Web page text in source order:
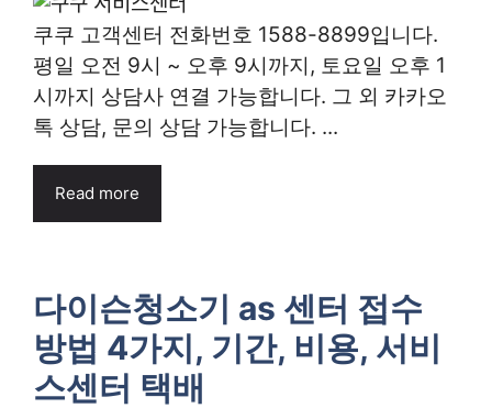
쿠쿠 고객센터 전화번호 1588-8899입니다.
평일 오전 9시 ~ 오후 9시까지, 토요일 오후 1
시까지 상담사 연결 가능합니다. 그 외 카카오
톡 상담, 문의 상담 가능합니다. ...
Read more
다이슨청소기 as 센터 접수
방법 4가지, 기간, 비용, 서비
스센터 택배